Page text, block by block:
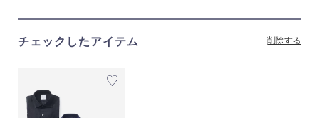
チェックしたアイテム 削除する